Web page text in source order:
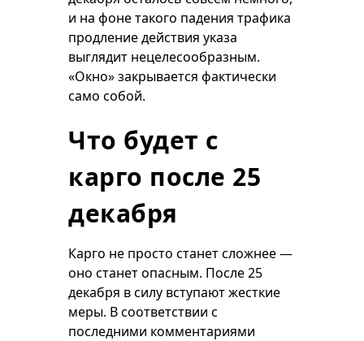
и на фоне такого падения трафика
продление действия указа
выглядит нецелесообразным.
«Окно» закрывается фактически
само собой.
Что будет с
карго после 25
декабря
Карго не просто станет сложнее —
оно станет опасным. После 25
декабря в силу вступают жесткие
меры. В соответствии с
последними комментариями